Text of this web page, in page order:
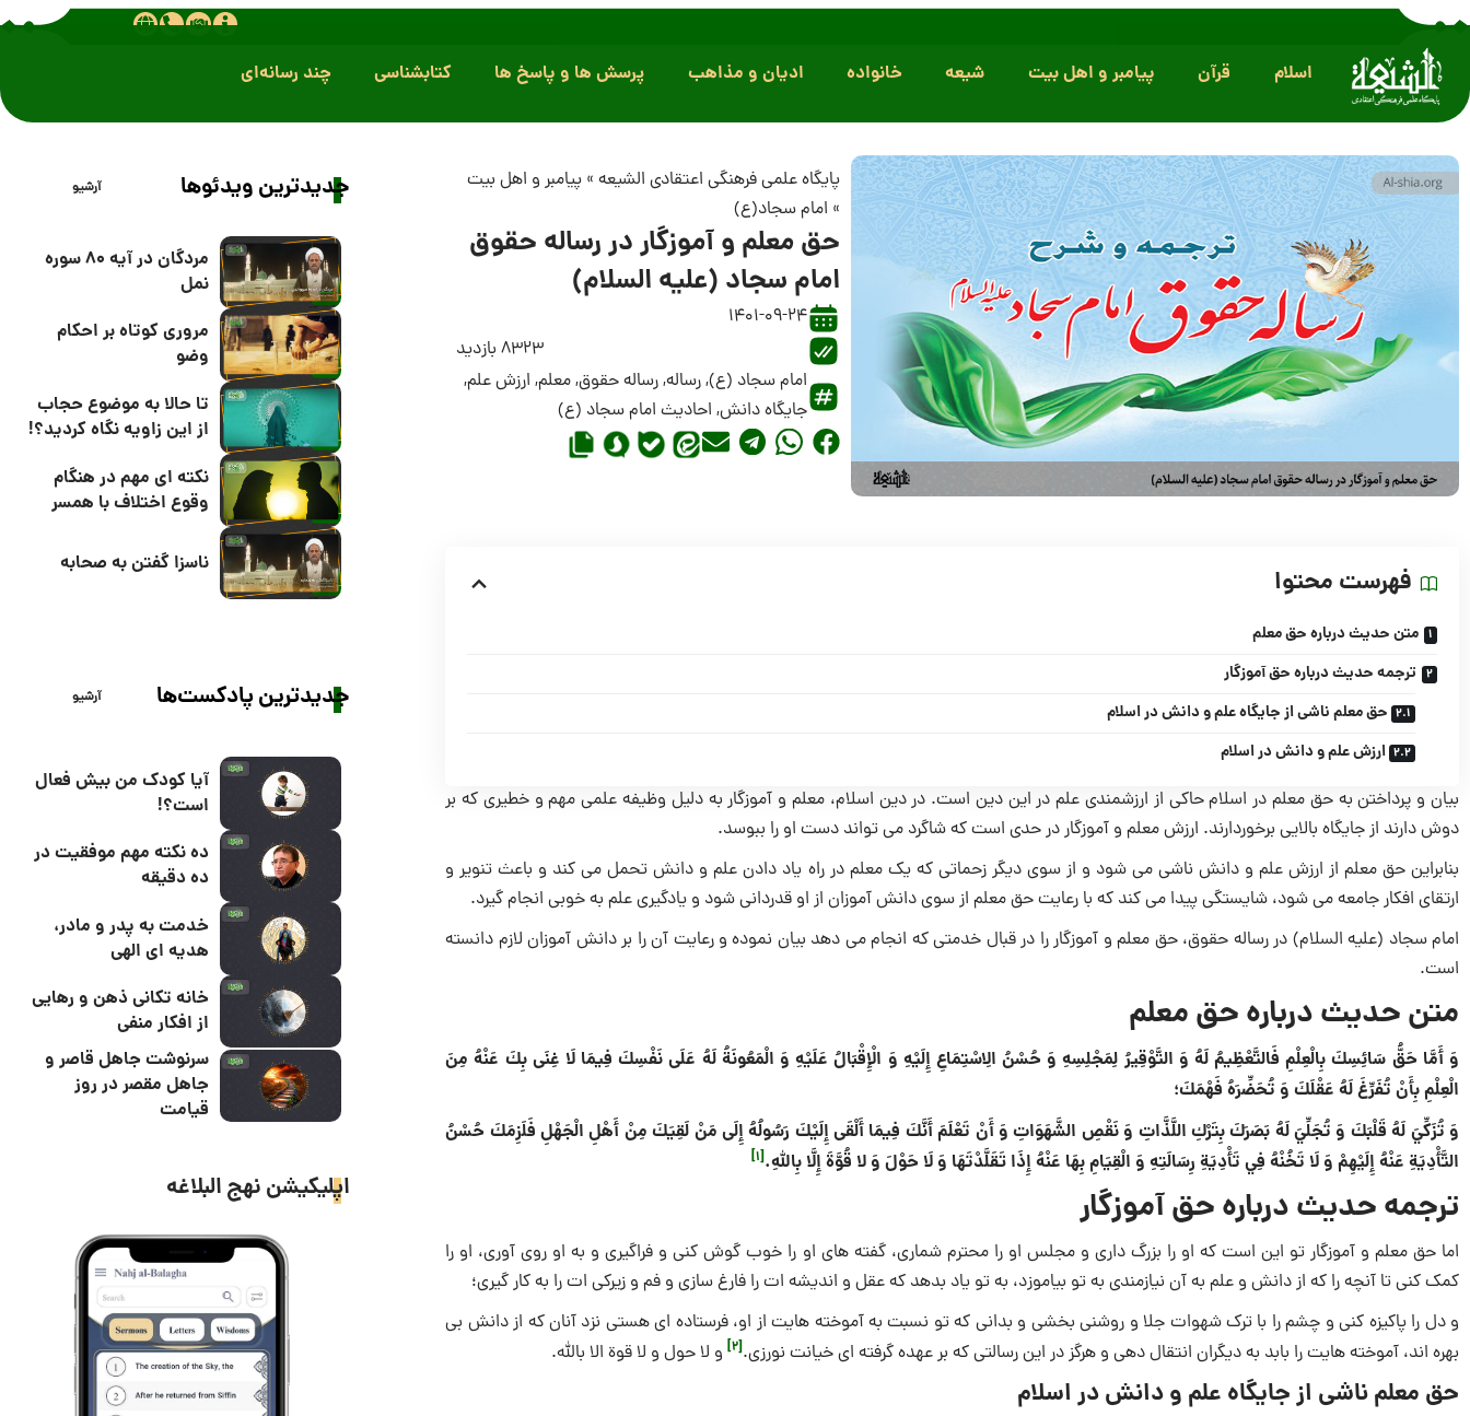
اسلام قرآن پیامبر و اهل بیت شیعه خانواده ادیان و مذاهب پرسش ها و پاسخ ها کتابشناسی چند رسانه‌ای
پایگاه علمی فرهنگی اعتقادی الشیعه »پیامبر و اهل بیت
» امام سجاد(ع)
حق معلم و آموزگار در رساله حقوق
امام سجاد (علیه السلام)
1401-09-24
8323 بازدید
امام سجاد (ع),رساله,رساله حقوق,معلم, ارزش علم,
جایگاه دانش, احادیث امام سجاد (ع)
فهرست محتوا
متن حدیث درباره حق معلم
ترجمه حدیث درباره حق آموزگار
حق معلم ناشی از جایگاه علم و دانش در اسلام
ارزش علم و دانش در اسلام
بیان و پرداختن به حق معلم در اسلام حاکی از ارزشمندی علم در این دین است. در دین اسلام، معلم و آموزگار به دلیل وظیفه علمی مهم و خطیری که بر
دوش دارند از جایگاه بالایی برخوردارند. ارزش معلم و آموزگار در حدی است که شاگرد می تواند دست او را ببوسد.
بنابراین حق معلم از ارزش علم و دانش ناشی می شود و از سوی دیگر زحماتی که یک معلم در راه یاد دادن علم و دانش تحمل می کند و باعث تنویر و
ارتقای افکار جامعه می شود، شایستگی پیدا می کند که با رعایت حق معلم از سوی دانش آموزان از او قدردانی شود و یادگیری علم به خوبی انجام گیرد.
امام سجاد (علیه‌ السلام) در رساله حقوق، حق معلم و آموزگار را در قبال خدمتی که انجام می دهد بیان نموده و رعایت آن را بر دانش آموزان لازم دانسته
است.
متن حدیث درباره حق معلم
وَ أَمَّا حَقُّ سَائِسِكَ بِالْعِلْمِ فَالتَّعْظِيمُ لَهُ وَ التَّوْقِيرُ لِمَجْلِسِهِ وَ حُسْنُ الِاسْتِمَاعِ إِلَيْهِ وَ الْإِقْبَالُ عَلَيْهِ وَ الْمَعُونَةُ لَهُ عَلَى نَفْسِكَ فِيمَا لَا غِنَى بِكَ عَنْهُ مِنَ
الْعِلْمِ بِأَنْ تُفَرِّغَ لَهُ عَقْلَكَ وَ تُحَضِّرَهُ فَهْمَكَ؛
وَ تُزَكِّيَ لَهُ قَلْبَكَ وَ تُجَلِّيَ لَهُ بَصَرَكَ بِتَرْكِ اللَّذَّاتِ وَ نَقْصِ الشَّهَوَاتِ وَ أَنْ تَعْلَمَ أَنَّكَ فِيمَا أَلْقَى إِلَيْكَ رَسُولُهُ إِلَى مَنْ لَقِيَكَ مِنْ أَهْلِ الْجَهْلِ فَلَزِمَكَ حُسْنُ
التَّأْدِيَةِ عَنْهُ إِلَيْهِمْ وَ لَا تَخُنْهُ فِي تَأْدِيَةِ رِسَالَتِهِ وَ الْقِيَامِ بِهَا عَنْهُ إِذَا تَقَلَّدْتَهَا وَ لَا حَوْلَ وَ لا قُوَّةَ إِلَّا بِاللَّهِ.[1]
ترجمه حدیث درباره حق آموزگار
اما حق معلم و آموزگار تو این است که او را بزرگ داری و مجلس او را محترم شماری، گفته های او را خوب گوش کنی و فراگیری و به او روی آوری، او را
کمک کنی تا آنچه را که از دانش و علم به آن نیازمندی به تو بیاموزد، به تو یاد بدهد که عقل و اندیشه ات را فارغ سازی و فم و زیرکی ات را به کار گیری؛
و دل را پاکیزه کنی و چشم را با ترک شهوات جلا و روشنی بخشی و بدانی که تو نسبت به آموخته هایت از او، فرستاده ای هستی نزد آنان که از دانش بی
بهره اند، آموخته هایت را بابد به دیگران انتقال دهی و هرگز در این رسالتی که بر عهده گرفته ای خیانت نورزی.[2] و لا حول و لا قوة الا بالله.
حق معلم ناشی از جایگاه علم و دانش در اسلام
جدیدترین ویدئوها آرشیو
مردگان در آیه 80 سوره
نمل
مروری کوتاه بر احکام
وضو
تا حالا به موضوع حجاب
از این زاویه نگاه کردید؟!
نکته ای مهم در هنگام
وقوع اختلاف با همسر
ناسزا گفتن به صحابه
جدیدترین پادکست‌ها آرشیو
آیا کودک من بیش فعال
است؟!
ده نکته مهم موفقیت در
ده دقیقه
خدمت به پدر و مادر،
هدیه ای الهی
خانه تکانی ذهن و رهایی
از افکار منفی
سرنوشت جاهل قاصر و
جاهل مقصر در روز
قیامت
اپلیکیشن نهج البلاغه